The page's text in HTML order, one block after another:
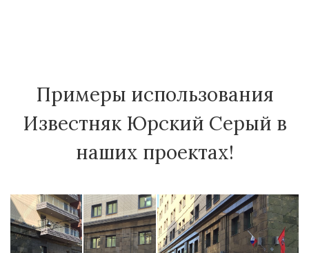
Примеры использования
Известняк Юрский Серый в
наших проектах!